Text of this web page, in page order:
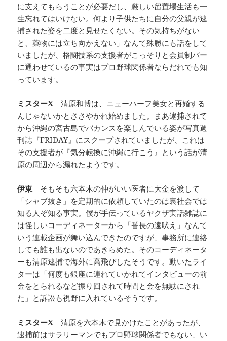
に支えてもらうことが必要だし、厳しい留置場生活も一
生忘れてはいけない。何より子供たちに自分の父親が逮
捕された姿を二度と見せたくない。その気持ちがない
と、薬物には立ち向かえない」なんて殊勝にも話をして
いましたが、格闘技系の支援者がこっそりと会員制バー
に通わせているの事実はプロ野球関係者ならだれでも知
っています。
ミスターX 清原和博は、ニューハーフ美女と再婚する
んじゃないかとささやかれ始めました。まあ逮捕されて
から沖縄の宮古島でバカンスを楽しんでいる姿が写真週
刊誌『FRIDAY』にスクープされていましたが、これは
その支援者が『気分転換に沖縄に行こう』という話が清
原の周辺から漏れたようです。
伊東 そもそも六本木の仲がいい医者に大金を渡して
「シャブ抜き」を定期的に依頼していたのは裏社会では
知る人ぞ知る事実。僕が手伝っているヤクザ実話雑誌に
は怪しいコーディネーターから「番長の遠吠え」なんて
いう連載企画が舞い込んできたのですが、事務所に連絡
しても誰も出ないのであきらめた。そのコーディネータ
ーも清原逮捕で海外に高飛びしたそうです。動いたライ
ターは「何度も銀座に連れていかれてインタビューの前
金をとられるなど振り回されて時間と金を無駄にされ
た」と訴訟も視野に入れているそうです。
ミスターX 清原を六本木で見かけたことがあったが、
逮捕前はサラリーマンでもプロ野球関係者でもない、い